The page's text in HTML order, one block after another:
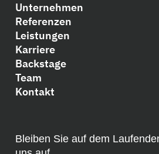
Unternehmen
Referenzen
Leistungen
Karriere
Backstage
Team
Kontakt
Bleiben Sie auf dem